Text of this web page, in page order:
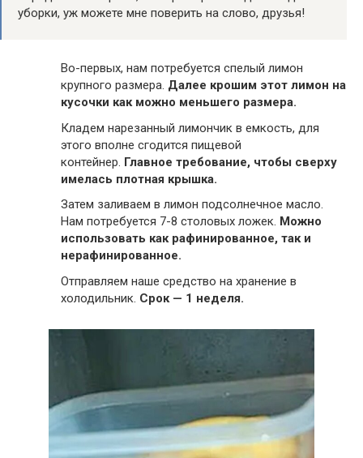
уборки, уж можете мне поверить на слово, друзья!
Во-первых, нам потребуется спелый лимон
крупного размера. Далее крошим этот лимон на
кусочки как можно меньшего размера.
Кладем нарезанный лимончик в емкость, для
этого вполне сгодится пищевой
контейнер. Главное требование, чтобы сверху
имелась плотная крышка.
Затем заливаем в лимон подсолнечное масло.
Нам потребуется 7-8 столовых ложек. Можно
использовать как рафинированное, так и
нерафинированное.
Отправляем наше средство на хранение в
холодильник. Срок — 1 неделя.